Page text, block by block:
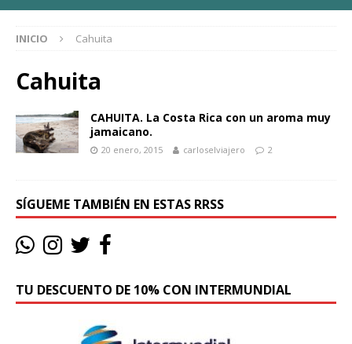
INICIO Cahuita
Cahuita
CAHUITA. La Costa Rica con un aroma muy
jamaicano.
20 enero, 2015 carloselviajero 2
SÍGUEME TAMBIÉN EN ESTAS RRSS
TU DESCUENTO DE 10% CON INTERMUNDIAL